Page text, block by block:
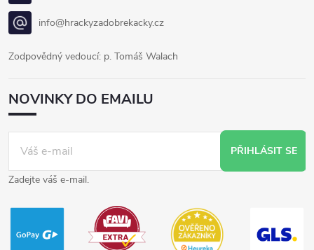
info@hrackyzadobrekacky.cz
Zodpovědný vedoucí: p. Tomáš Walach
NOVINKY DO EMAILU
PŘIHLÁSIT SE
Zadejte váš e-mail.